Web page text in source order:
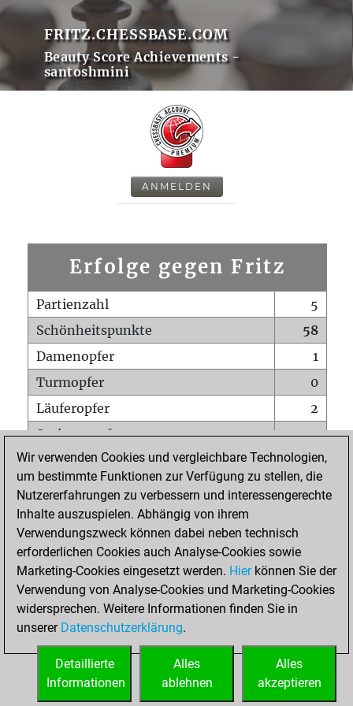
FRITZ.CHESSBASE.COM
Beauty Score Achievements -
santoshmini
ANMELDEN
Erfolge gegen Fritz
Partienzahl
5
Schönheitspunkte
58
Damenopfer
1
Turmopfer
0
Läuferopfer
2
Springeropfer
2
Bauernopfer
2
Matt auf vollem Brett
0
Bauer setzt Matt
Erstickte Matts
Unterverwandlungen
0
Türme auf der siebten
0
STARTSEITE
Wir verwenden Cookies und vergleichbare Technologien,
um bestimmte Funktionen zur Verfügung zu stellen, die
Nutzererfahrungen zu verbessern und interessengerechte
Inhalte auszuspielen. Abhängig von ihrem
Verwendungszweck können dabei neben technisch
erforderlichen Cookies auch Analyse-Cookies sowie
Marketing-Cookies eingesetzt werden. Hierkönnen Sie der
Verwendung von Analyse-Cookies und Marketing-Cookies
widersprechen. Weitere Informationen finden Sie in
unserer Datenschutzerklärung.
Alles
akzeptieren
Alles
ablehnen
Detaillierte
Informationen